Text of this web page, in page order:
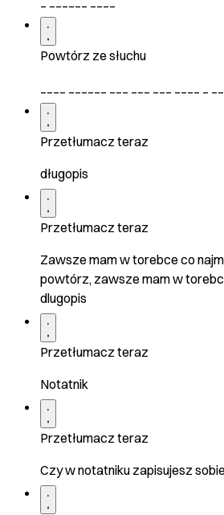
Powtórz ze słuchu
Przetłumacz teraz
długopis
Przetłumacz teraz
Zawsze mam w torebce co
powtórz, zawsze mam w
dlugopis
Przetłumacz teraz
Notatnik
Przetłumacz teraz
Czy w notatniku zapisujesz